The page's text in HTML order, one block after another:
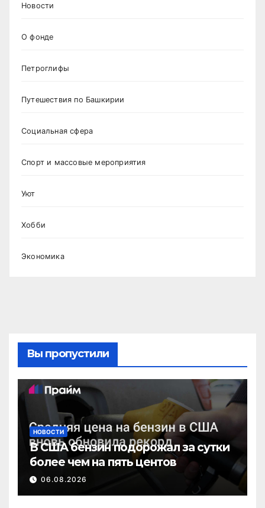
Новости
О фонде
Петроглифы
Путешествия по Башкирии
Социальная сфера
Спорт и массовые мероприятия
Уют
Хобби
Экономика
Вы пропустили
НОВОСТИ
В США бензин подорожал за сутки
более чем на пять центов
06.08.2026